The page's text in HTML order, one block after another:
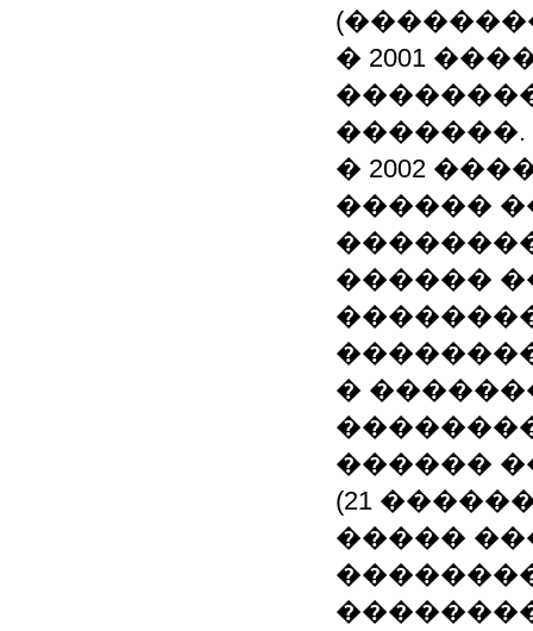
� 2001
�������.
� 2002
������
������
�
������
(21
�����